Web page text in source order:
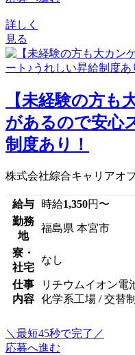
詳しく
見る
【未経験の方
があるので安心
制度あり！
株式会社綜合キャリアオ
給与 時給1,350円〜
勤務
地
福島県 本宮市
寮・
社宅
なし
仕事
内容
リチウムイオン電
化学系工場 / 交替制
＼最短45秒で完了／
応募へ進む